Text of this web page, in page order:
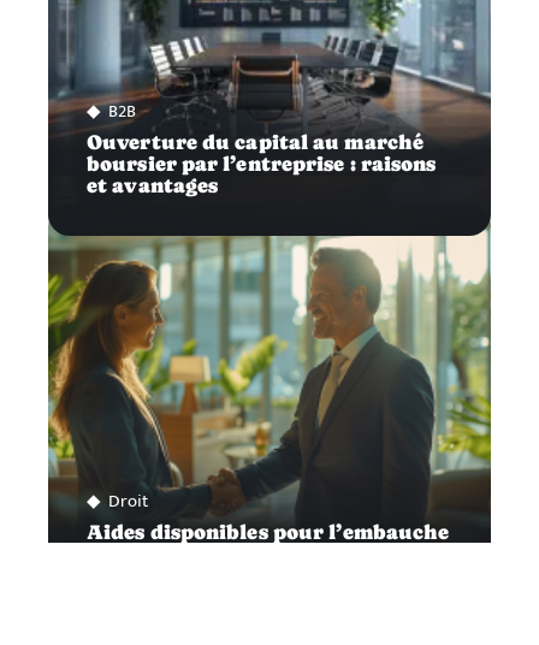
B2B
Ouverture du capital au marché
boursier par l’entreprise : raisons
et avantages
Droit
Aides disponibles pour l’embauche